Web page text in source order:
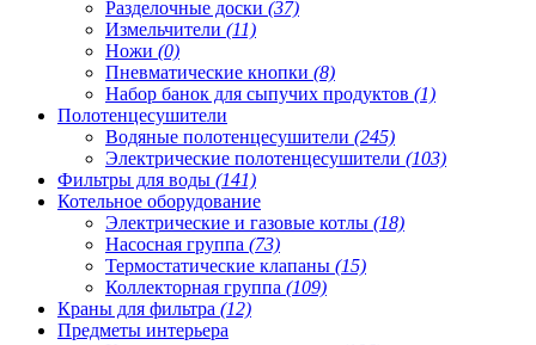
Разделочные доски (37)
Измельчители (11)
Ножи (0)
Пневматические кнопки (8)
Набор банок для сыпучих продуктов (1)
Полотенцесушители
Водяные полотенцесушители (245)
Электрические полотенцесушители (103)
Фильтры для воды (141)
Котельное оборудование
Электрические и газовые котлы (18)
Насосная группа (73)
Термостатические клапаны (15)
Коллекторная группа (109)
Краны для фильтра (12)
Предметы интерьера